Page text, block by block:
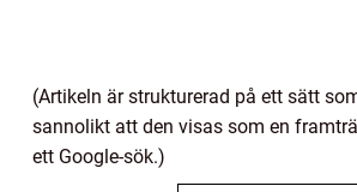
(Artikeln är strukturerad på ett sätt
sannolikt att den visas som en
ett Google-sök.)